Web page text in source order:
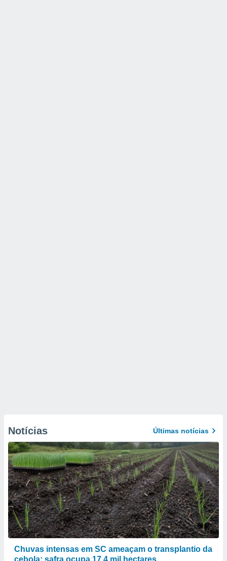
Notícias Últimas notícias
Chuvas intensas em SC ameaçam o transplantio da
cebola; safra ocupa 17,4 mil hectares